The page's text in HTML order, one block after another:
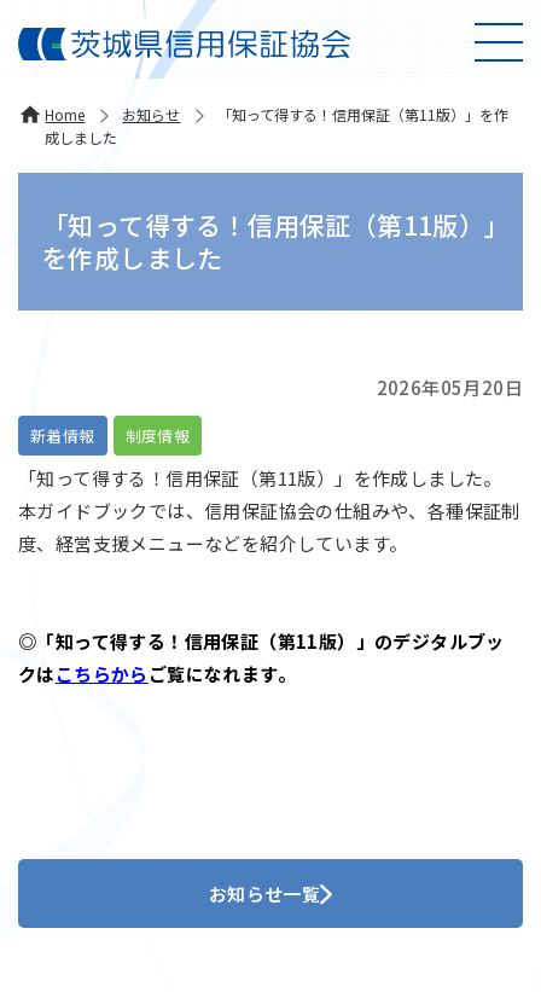
Home お知らせ
「知って得する！信用保証（第11版）」を作
成しました
「知って得する！信用保証（第11版）」
を作成しました
2026年05月20日
新着情報 制度情報
「知って得する！信用保証（第11版）」を作成しました。
本ガイドブックでは、信用保証協会の仕組みや、各種保証制
度、経営支援メニューなどを紹介しています。
◎「知って得する！信用保証（第11版）」のデジタルブッ
クはこちらから ご覧になれます。
お知らせ一覧